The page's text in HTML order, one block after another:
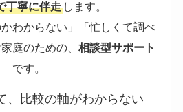
丁寧に伴走 します。
かわからない」「忙しくて調べ
庭のための、 相談型サポート
です。
、比較の軸がわからない